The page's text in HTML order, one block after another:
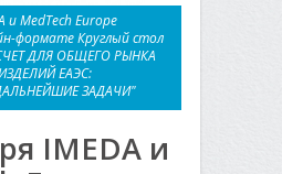
и MedTech Europe
формате Круглый стол
ДЛЯ ОБЩЕГО РЫНКА
ЕАЭС:
ЗАДАЧИ"
IMEDA и